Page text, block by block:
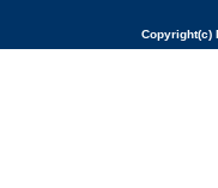
Copyright(c)